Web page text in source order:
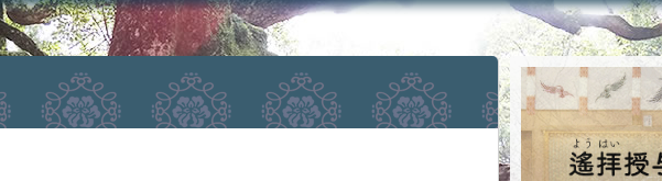
ご祈祷・ご祈願とは
安産祈願
初宮参り
七五三詣
長寿のお祝い
神前結婚式
厄祓い・方位除け
車のお祓い
地鎮祭
神葬祭（神式の葬儀） 神社とは
お参りの作法 授与品のご案内
お焚き上げ（古いお守りのお取
アクセスマップ
予約者専用フォーム（事前受付